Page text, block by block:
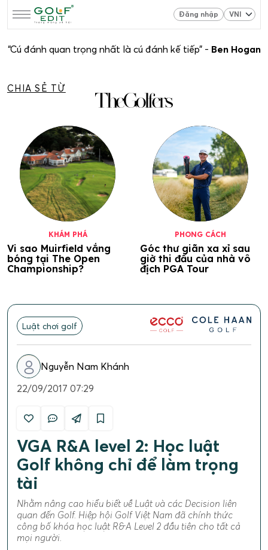
Đăng nhập
“Cú đánh quan trọng nhất là cú đánh kế tiếp” - Ben Hogan
CHIA SẺ TỪ
KHÁM PHÁ
Vi sao Muirfield vắng
bóng tại The Open
Championship?
PHONG CÁCH
Góc thư giãn xa xỉ sau
giờ thi đấu của nhà vô
địch PGA Tour
Luật chơi golf
Nguyễn Nam Khánh
22/09/2017 07:29
VGA R&A level 2: Học luật
Golf không chỉ để làm trọng
tài
Nhằm nâng cao hiểu biết về Luật và các Decision liên
quan đến Golf. Hiệp hội Golf Việt Nam đã chính thức
công bố khóa học luật R&A Level 2 đầu tiên cho tất cả
mọi người.